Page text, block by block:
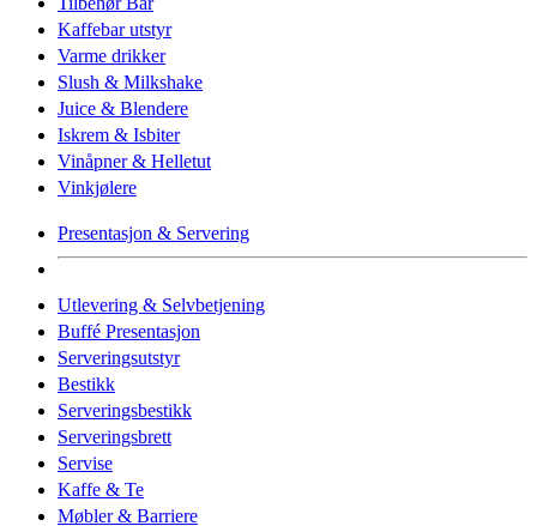
Kaffebar utstyr
Varme drikker
Slush & Milkshake
Juice & Blendere
Iskrem & Isbiter
Vinåpner & Helletut
Vinkjølere
Presentasjon & Servering
Utlevering & Selvbetjening
Buffé Presentasjon
Serveringsutstyr
Bestikk
Serveringsbestikk
Serveringsbrett
Servise
Kaffe & Te
Møbler & Barriere